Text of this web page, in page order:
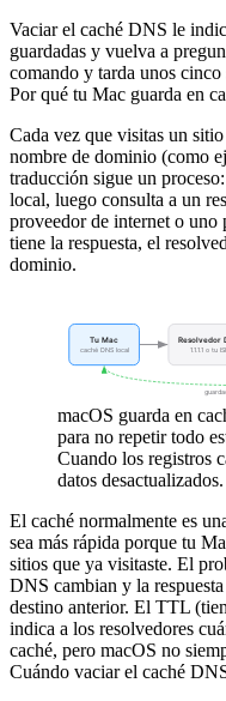
Vaciar el caché DNS le
guardadas y vuelva a
comando y tarda unos cinco
Por qué tu Mac guarda en
Cada vez que visitas un
nombre de dominio (como
traducción sigue un
local, luego consulta a un
proveedor de internet o
tiene la respuesta, el
dominio.
Tu Mac
caché DNS local
Resolvedor
1.1.1.1 o tu
macOS guarda en
para no repetir todo
Cuando los registros
datos desactualizados.
El caché normalmente es
sea más rápida porque tu
sitios que ya visitaste. El
DNS cambian y la
destino anterior. El TTL
indica a los resolvedores
caché, pero macOS no
Cuándo vaciar el caché